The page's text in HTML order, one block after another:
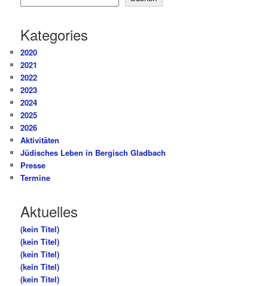
Kategories
2020
2021
2022
2023
2024
2025
2026
Aktivitäten
Jüdisches Leben in Bergisch Gladbach
Presse
Termine
Aktuelles
(kein Titel)
(kein Titel)
(kein Titel)
(kein Titel)
(kein Titel)